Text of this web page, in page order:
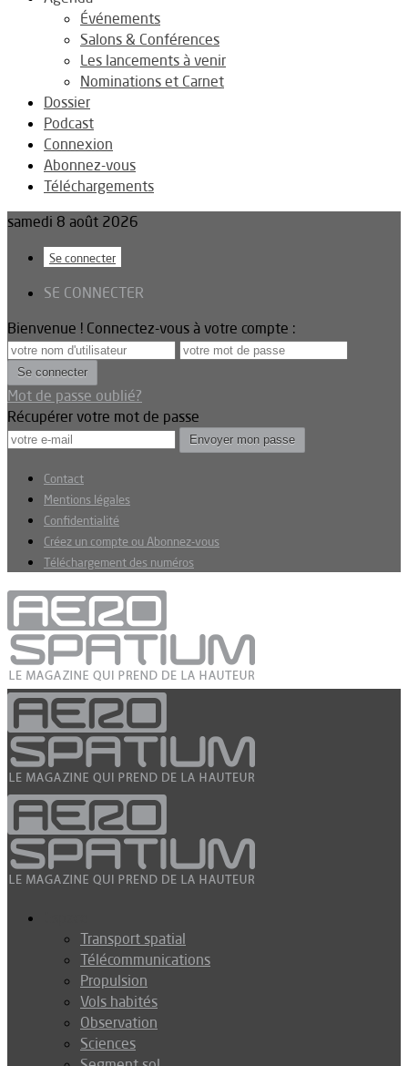
Événements
Salons & Conférences
Les lancements à venir
Nominations et Carnet
Dossier
Podcast
Connexion
Abonnez-vous
Téléchargements
samedi 8 août 2026
Se connecter
SE CONNECTER
Bienvenue ! Connectez-vous à votre compte :
Mot de passe oublié?
Récupérer votre mot de passe
Contact
Mentions légales
Confidentialité
Créez un compte ou Abonnez-vous
Téléchargement des numéros
Transport spatial
Télécommunications
Propulsion
Vols habités
Observation
Sciences